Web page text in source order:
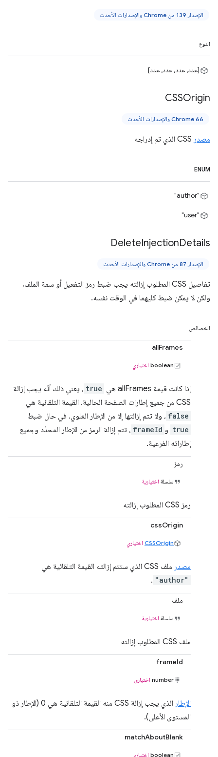
الإصدار 139 من Chrome والإصدارات الأحدث
النوع
[عدد، عدد، عدد، عدد]
CSSOrigin
Chrome 66 والإصدارات الأحدث
مصدر
ENUM
"author"
"user"
DeleteInjectionDetails
الإصدار 87 من Chrome والإصدارات الأحدث
تفاصيل CSS المطلوب إزالته يجب ضبط رمز التفعيل أو سمة الملف،
ولكن لا يمكن ضبط كليهما في الوقت نفسه.
الخصائص
allFrames
boolean اختياري
إذا كانت قيمة allFrames هي true ، يعني ذلك أنّه يجب إزالة
CSS من جميع إطارات الصفحة الحالية. القيمة التلقائية هي
false ، ولا تتم إزالتها إلا من الإطار العلوي. في حال ضبط
true و frameId ، تتم إزالة الرمز من الإطار المحدّد وجميع
إطاراته الفرعية.
رمز
سلسلة اختيارية
رمز CSS المطلوب إزالته
cssOrigin
CSSOrigin اختياري
مصدر ملف CSS الذي ستتم إزالته القيمة التلقائية هي
"author"
.
ملف
سلسلة اختيارية
ملف CSS المطلوب إزالته
frameId
number اختياري
الإطار
الذي يجب إزالة CSS منه القيمة التلقائية هي 0 (الإطار ذو
المستوى الأعلى).
matchAboutBlank
boolean اختياري